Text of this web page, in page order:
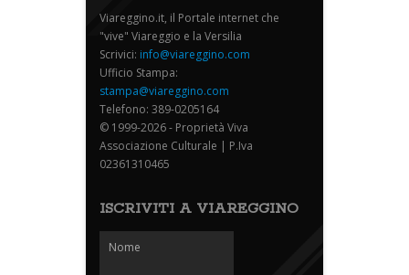
Viareggino.it, il Portale internet che
"vive" Viareggio e la Versilia
Scrivici: info@viareggino.com
Ufficio Stampa:
stampa@viareggino.com
Telefono: 389-0205164
© 1999-2026 - Proprietà Viva
Associazione Culturale | P.Iva
02361310465
ISCRIVITI A VIAREGGINO